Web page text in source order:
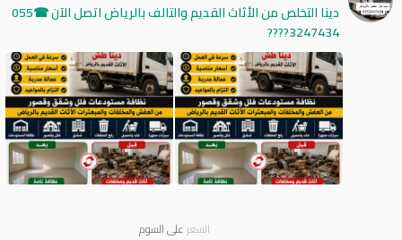
دينا التخلص من الأثاث القديم والتالف بالرياض اتصل الآن ☎055
3247434????
السعر على السوم